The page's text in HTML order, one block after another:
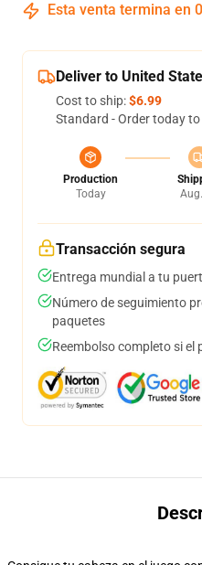
Esta venta termina en
Deliver to United
Cost to ship:$6.99
Standard - Order today
Production
Today
Transacción segura
Entrega mundial a tu
Número de seguimiento
paquetes
Reembolso completo si el